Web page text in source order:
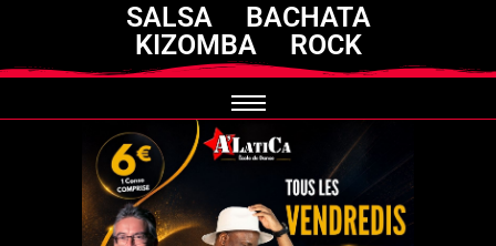
SALSA BACHATA
KIZOMBA ROCK